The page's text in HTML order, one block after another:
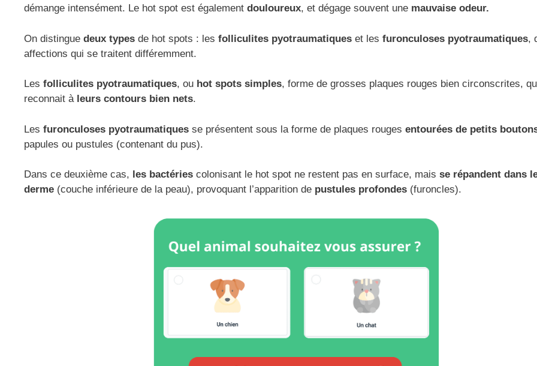
démange intensément. Le hot spot est également douloureux, et dégage souvent une mauvaise odeur.
On distingue deux types de hot spots : les folliculites pyotraumatiques et les furonculoses pyotraumatiques,
affections qui se traitent différemment.
Les folliculites pyotraumatiques, ou hot spots simples, forme de grosses plaques rouges bien circonscrites,
reconnait à leurs contours bien nets.
Les furonculoses pyotraumatiques se présentent sous la forme de plaques rouges entourées de petits
papules ou pustules (contenant du pus).
Dans ce deuxième cas, les bactéries colonisant le hot spot ne restent pas en surface, mais se répandent dans
derme (couche inférieure de la peau), provoquant l’apparition de pustules profondes (furoncles).